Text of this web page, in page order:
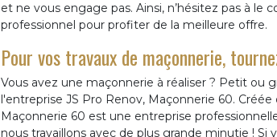
et ne vous engage pas. Ainsi, n’hésitez pas à le
professionnel pour profiter de la meilleure offre.
Pour vos travaux de maçonnerie,
Vous avez une maçonnerie à réaliser ? Petit ou
l'entreprise JS Pro Renov, Maçonnerie 60.
Maçonnerie 60 est une entreprise
nous travaillons avec de plus grande minutie !